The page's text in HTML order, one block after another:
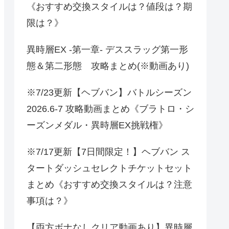
《おすすめ交換スタイルは？値段は？期
限は？》
異時層EX -第一章- デススラッグ第一形
態＆第二形態 攻略まとめ(※動画あり)
※7/23更新【ヘブバン】バトルシーズン
2026.6-7 攻略動画まとめ《ブラトロ・シ
ーズンメダル・異時層EX挑戦権》
※7/17更新【7日間限定！】ヘブバン ス
タートダッシュセレクトチケットセット
まとめ《おすすめ交換スタイルは？注意
事項は？》